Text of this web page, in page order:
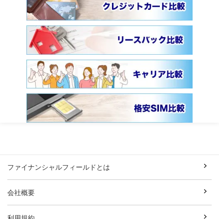
ファイナンシャルフィールドとは
会社概要
利用規約